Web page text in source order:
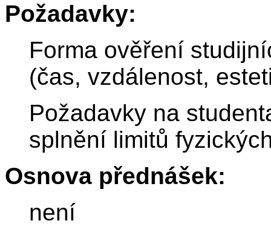
Požadavky:
Forma ověření
(čas, vzdálenost,
Požadavky na
splnění limitů
Osnova přednášek:
není